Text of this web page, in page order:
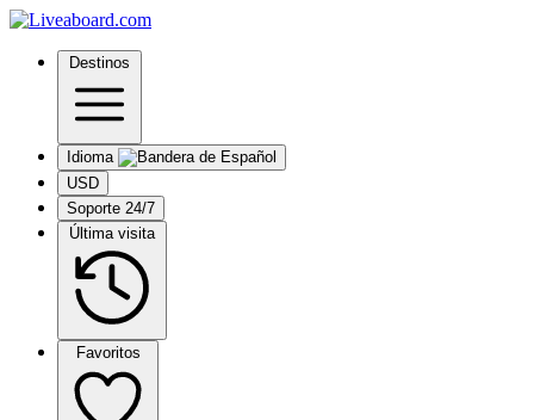
Destinos
Idioma
USD
Soporte 24/7
Última visita
Favoritos